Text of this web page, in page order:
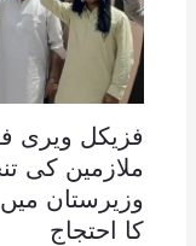
ملازمین کی
وزیرستان
کا احتجاج